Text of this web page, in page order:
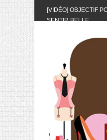
[VIDÉO] OBJECTIF
SENTIR BELLE
MOIS DE MAI 2024
[VIDÉO] UNBOXING :
BIOTYFULL BOX DU
AKILA
[VIDÉO] LA
[VIDÉO] QUITOQUE
CONVIVIALITÉ
[VIDÉO] UNBOXING
BIOTYFULL BOX DU
FEAT. AKILA